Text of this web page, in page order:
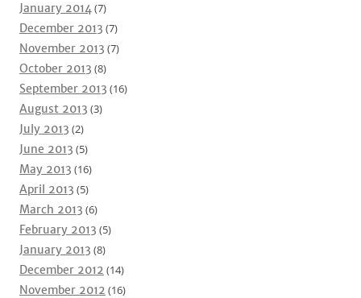
January 2014(7)
December 2013 (7)
November 2013 (7)
October 2013 (8)
September 2013 (16)
August 2013 (3)
July 2013 (2)
June 2013 (5)
May 2013 (16)
April 2013 (5)
March 2013 (6)
February 2013 (5)
January 2013 (8)
December 2012 (14)
November 2012 (16)